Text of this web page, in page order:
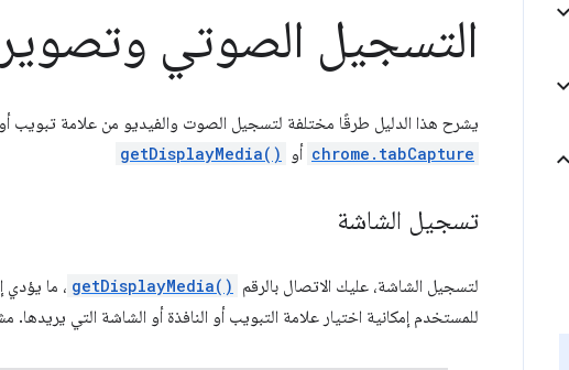
التسجيل الصوتي
يشرح هذا الدليل طرقًا مختلفة لتسجيل الصوت والفيديو من علامة تبويب
chrome.tabCapture أو getDisplayMedia()
تسجيل الشاشة
لتسجيل الشاشة، عليك الاتصال بالرقم getDisplayMedia() ، ما يؤدي
للمستخدم إمكانية اختيار علامة التبويب أو النافذة أو الشاشة التي